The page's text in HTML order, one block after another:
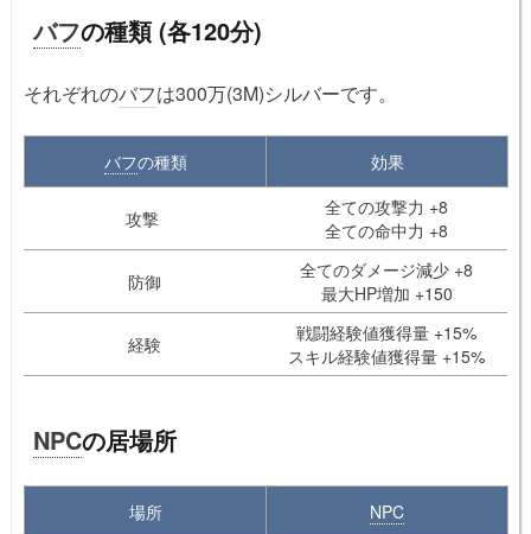
バフの種類 (各120分)
それぞれのバフは300万(3M)シルバーです。
バフの種類 効果
攻撃
全ての攻撃力 +8
全ての命中力 +8
防御
全てのダメージ減少 +8
最大HP増加 +150
経験
戦闘経験値獲得量 +15%
スキル経験値獲得量 +15%
NPCの居場所
場所
NPC